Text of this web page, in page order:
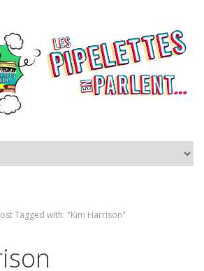
Tagged with: "Kim Harrison"